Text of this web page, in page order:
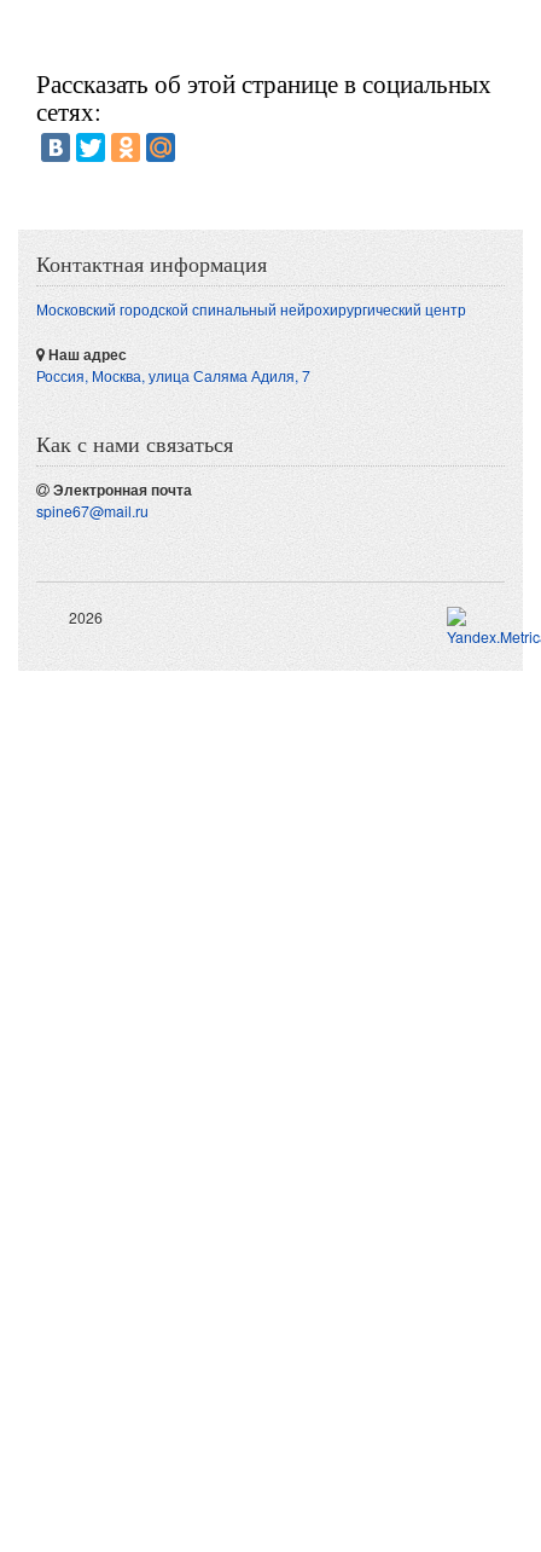
Рассказать об этой странице в социальных
сетях:
Контактная информация
Московский городской спинальный нейрохирургический центр
Наш адрес
Россия, Москва,улица Саляма Адиля, 7
Как с нами связаться
Электронная почта
spine67@mail.ru
2026